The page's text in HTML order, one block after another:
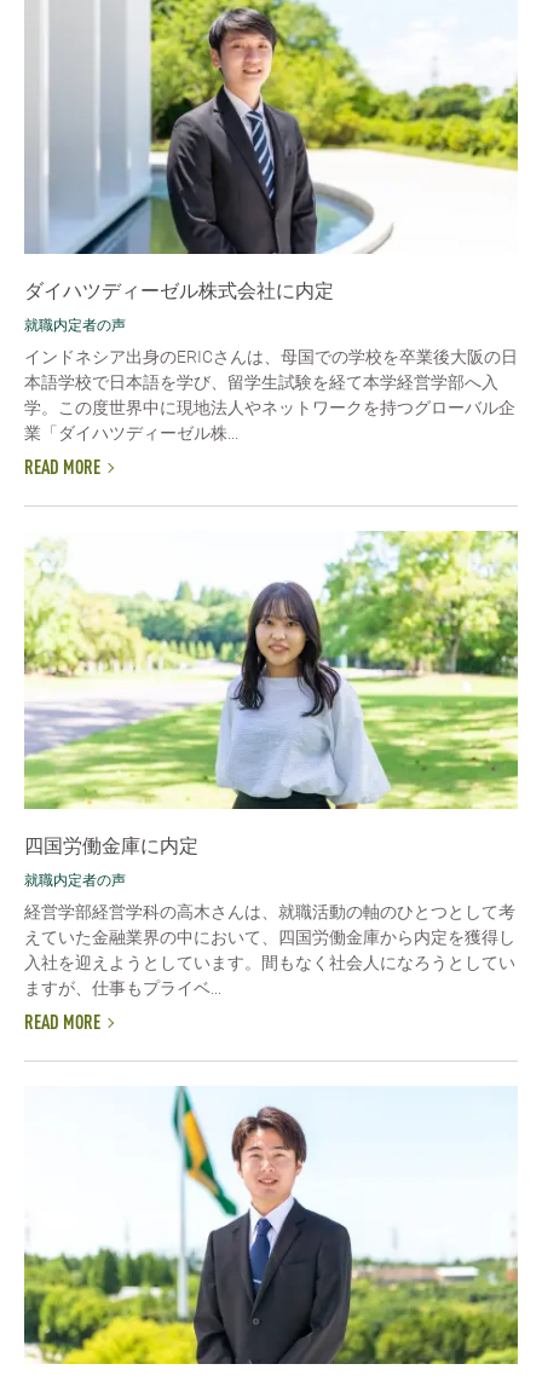
ダイハツディーゼル株式会社に内定
就職内定者の声
インドネシア出身のERICさんは、母国での学校を卒業後大阪の日
本語学校で日本語を学び、留学生試験を経て本学経営学部へ入
学。この度世界中に現地法人やネットワークを持つグローバル企
業「ダイハツディーゼル株...
READ MORE
四国労働金庫に内定
就職内定者の声
経営学部経営学科の高木さんは、就職活動の軸のひとつとして考
えていた金融業界の中において、四国労働金庫から内定を獲得し
入社を迎えようとしています。間もなく社会人になろうとしてい
ますが、仕事もプライベ...
READ MORE